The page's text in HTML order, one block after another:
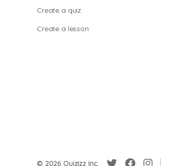
Create a quiz
Create a lesson
© 2026 Quizizz Inc.